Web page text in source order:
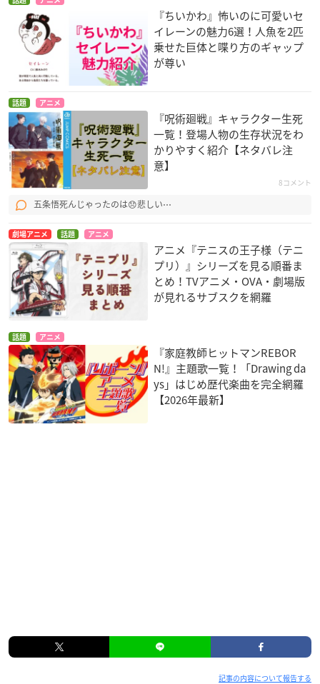
『ちいかわ』怖いのに可愛いセ
イレーンの魅力6選！人魚を2匹
乗せた巨体と喋り方のギャップ
が尊い
話題 アニメ
『呪術廻戦』キャラクター生死
一覧！登場人物の生存状況をわ
かりやすく紹介【ネタバレ注
意】
8コメント
五条悟死んじゃったのは😞悲しい⋯
劇場アニメ 話題 アニメ
アニメ『テニスの王子様（テニ
プリ）』シリーズを見る順番ま
とめ！TVアニメ・OVA・劇場版
が見れるサブスクを網羅
話題 アニメ
『家庭教師ヒットマンREBOR
N!』主題歌一覧！「Drawing da
ys」はじめ歴代楽曲を完全網羅
【2026年最新】
記事の内容について報告する